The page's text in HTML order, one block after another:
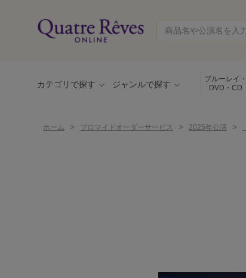
カテゴリで探す ジャンルで探す
ブルーレイ・
DVD・CD
ホーム > ブロマイドオーダーサービス > 2025年公演 >